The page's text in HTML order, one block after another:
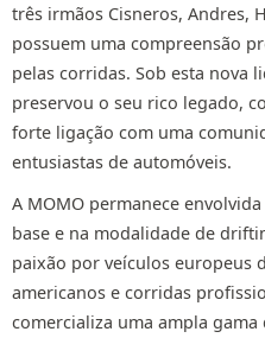
três irmãos Cisneros, Andres,
possuem uma compreensão
pelas corridas. Sob esta nova
preservou o seu rico legado,
forte ligação com uma
entusiastas de automóveis.
A MOMO permanece
base e na modalidade de
paixão por veículos europeus
americanos e corridas
comercializa uma ampla